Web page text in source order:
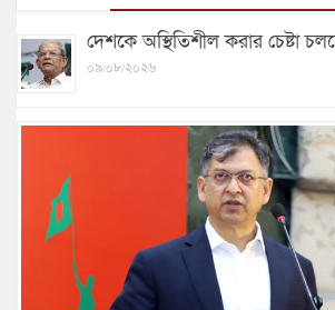
দেশকে অস্থিতিশীল করার চেষ্টা
০৯/০৮/২০২৬